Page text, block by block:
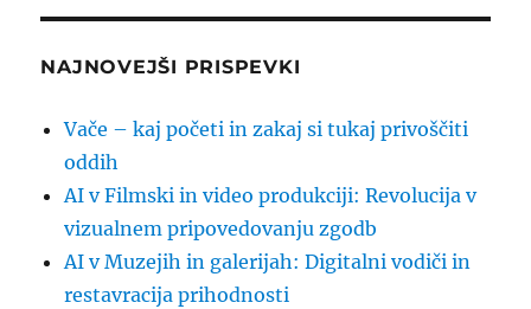
NAJNOVEJŠI PRISPEVKI
Vače – kaj početi in zakaj si tukaj privoščiti
oddih
AI v Filmski in video produkciji: Revolucija v
vizualnem pripovedovanju zgodb
AI v Muzejih in galerijah: Digitalni vodiči in
restavracija prihodnosti